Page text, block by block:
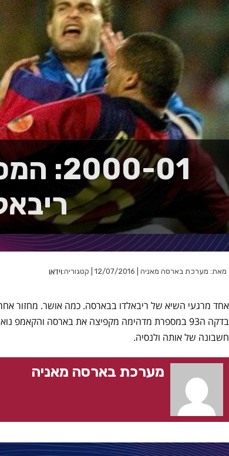
מאת: מערכת בארסה מאניה | 12/07/2016 | קטגוריה: וידאו
בדקה ה93 במספרת מדהימה מקפיצה את בארסה והקאמפ
חשבונה של אותה ולנסיה.
מערכת בארסה מאניה